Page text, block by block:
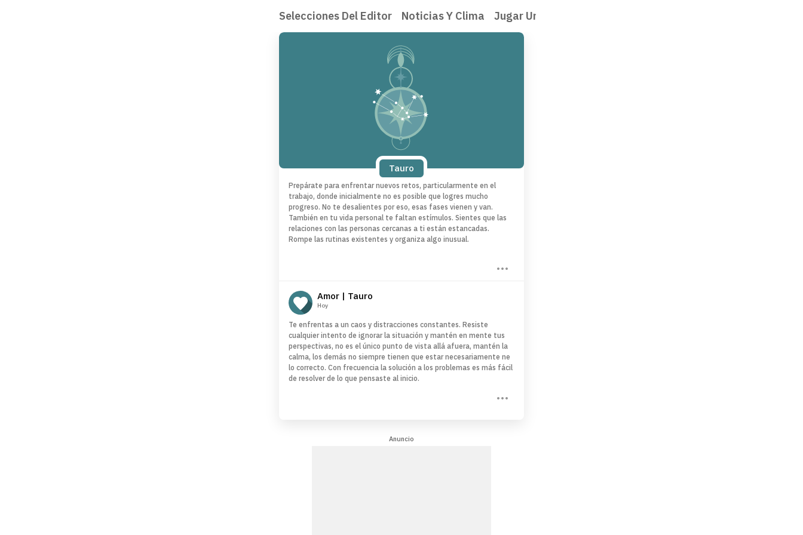
Selecciones Del Editor Noticias Y Clima Jugar Un Juego
Tauro
Prepárate para enfrentar nuevos retos, particularmente en el
trabajo, donde inicialmente no es posible que logres mucho
progreso. No te desalientes por eso, esas fases vienen y van.
También en tu vida personal te faltan estímulos. Sientes que las
relaciones con las personas cercanas a ti están estancadas.
Rompe las rutinas existentes y organiza algo inusual.
Amor | Tauro
Hoy
Te enfrentas a un caos y distracciones constantes. Resiste
cualquier intento de ignorar la situación y mantén en mente tus
perspectivas, no es el único punto de vista allá afuera, mantén la
calma, los demás no siempre tienen que estar necesariamente ne
lo correcto. Con frecuencia la solución a los problemas es más fácil
de resolver de lo que pensaste al inicio.
Anuncio